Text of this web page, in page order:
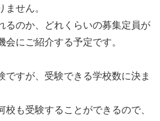
せん。
るのか、どれくらいの募集定員が
にご紹介する予定です。
ですが、受験できる学校数に決ま
校も受験することができるので、